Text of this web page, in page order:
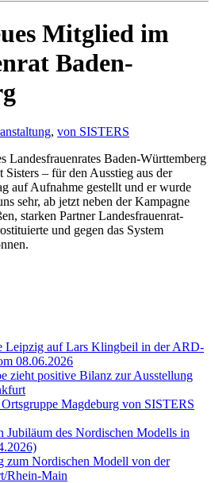
Mitglied im
Baden-
, von SISTERS
Landesfrauenrates Baden-Württemberg
– für den Ausstieg aus der
auf Aufnahme gestellt und er wurde
sehr, ab jetzt neben der Kampagne
starken Partner Landesfrauenrat-
und gegen das System
Leipzig auf Lars Klingbeil in der ARD-
08.06.2026
zieht positive Bilanz zur Ausstellung
Magdeburg von SISTERS
Jubiläum des Nordischen Modells in
zum Nordischen Modell von der
Rhein-Main